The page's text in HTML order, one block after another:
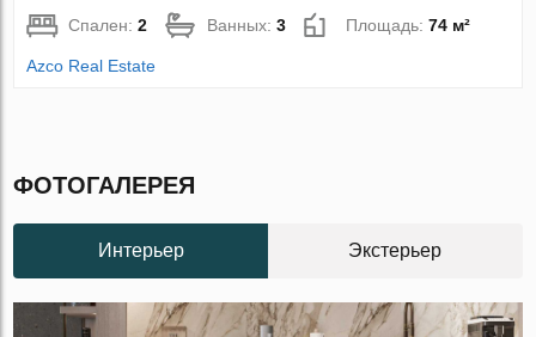
Спален:2 Ванных:3 Площадь:74 м²
Azco Real Estate
ФОТОГАЛЕРЕЯ
Интерьер Экстерьер